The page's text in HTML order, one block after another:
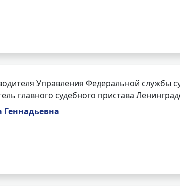
Управления Федеральной службы
главного судебного пристава
Геннадьевна